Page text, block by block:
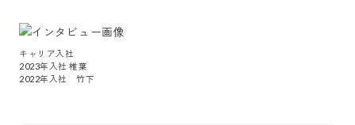
キャリア入社
2023年入社 椎葉